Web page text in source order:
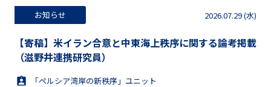
お知らせ 2026.07.29 (水)
【寄稿】米イラン合意と中東海上秩序に関する論考掲載
（滋野井連携研究員）
「ペルシア湾岸の新秩序」ユニット